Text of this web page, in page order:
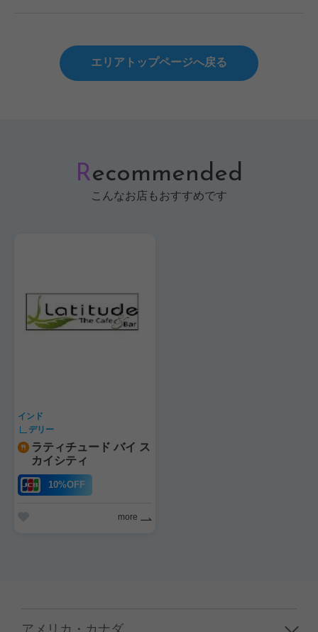
エリアトップページへ戻る
Recommended
こんなお店もおすすめです
インド
デリー
ラティチュード バイ ス
カイシティ
10%OFF
more
アメリカ・カナダ